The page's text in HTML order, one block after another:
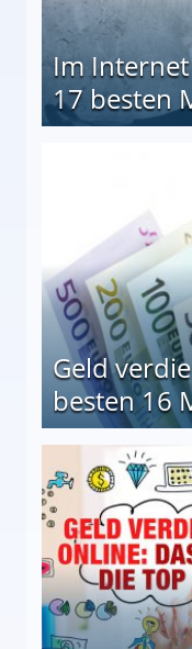
Im
17 besten
Geld
besten 16